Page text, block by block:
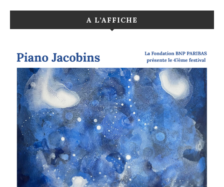
A L’AFFICHE